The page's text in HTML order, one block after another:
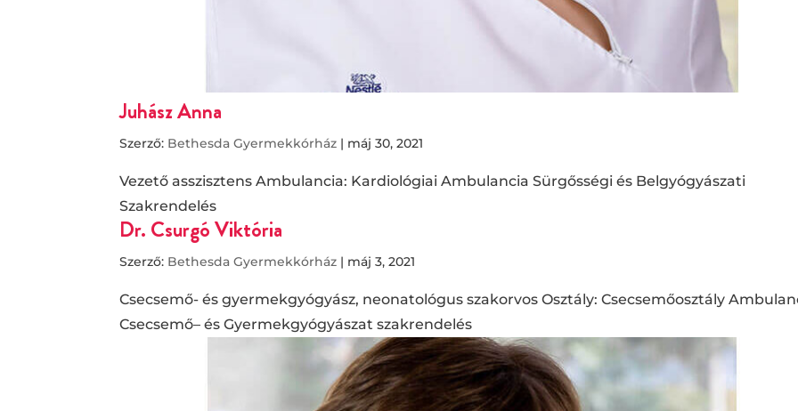
Juhász Anna
Szerző: Bethesda Gyermekkórház | máj 30, 2021
Vezető asszisztens Ambulancia: Kardiológiai Ambulancia Sürgősségi és Belgyógyászati
Szakrendelés
Dr. Csurgó Viktória
Szerző: Bethesda Gyermekkórház | máj 3, 2021
Csecsemő- és gyermekgyógyász, neonatológus szakorvos Osztály: Csecsemőosztály
Csecsemő– és Gyermekgyógyászat szakrendelés